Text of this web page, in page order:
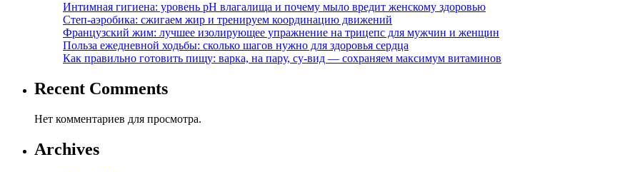
Интимная гигиена: уровень pH влагалища и почему мыло вредит женскому здоровью
Степ-аэробика: сжигаем жир и тренируем координацию движений
Французский жим: лучшее изолирующее упражнение на трицепс для мужчин и женщин
Польза ежедневной ходьбы: сколько шагов нужно для здоровья сердца
Как правильно готовить пищу: варка, на пару, су-вид — сохраняем максимум витаминов
Recent Comments
Нет комментариев для просмотра.
Archives